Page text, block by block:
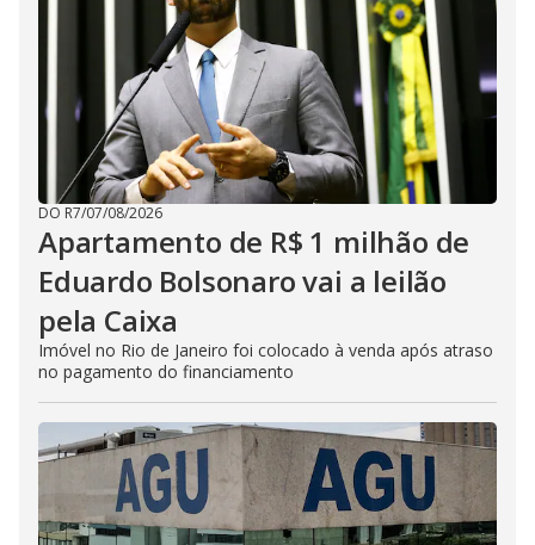
DO R7/07/08/2026
Apartamento de R$ 1 milhão de
Eduardo Bolsonaro vai a leilão
pela Caixa
Imóvel no Rio de Janeiro foi colocado à venda após atraso
no pagamento do financiamento